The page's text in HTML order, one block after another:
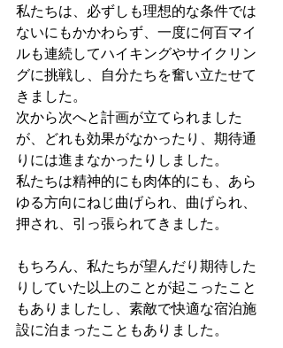
私たちは、必ずしも理想的な条件では
ないにもかかわらず、一度に何百マイ
ルも連続してハイキングやサイクリン
グに挑戦し、自分たちを奮い立たせて
きました。
次から次へと計画が立てられました
が、どれも効果がなかったり、期待通
りには進まなかったりしました。
私たちは精神的にも肉体的にも、あら
ゆる方向にねじ曲げられ、曲げられ、
押され、引っ張られてきました。
もちろん、私たちが望んだり期待した
りしていた以上のことが起こったこと
もありましたし、素敵で快適な宿泊施
設に泊まったこともありました。